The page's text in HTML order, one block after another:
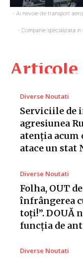
Articole
Diverse Noutati
Serviciile de
agresiunea
atenția acum
atace un stat
Diverse Noutati
Folha, OUT
înfrângerea
toți!”. DOUĂ
funcția de
Diverse Noutati
- Ai nevoie de transport
- Companie specializata